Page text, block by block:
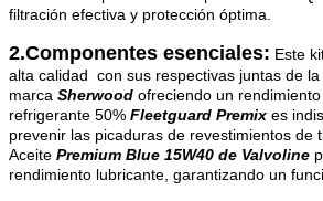
filtración efectiva y protección óptima.
2.Componentes esenciales: Este
alta calidad con sus respectivas juntas de la
marca Sherwood ofreciendo un
refrigerante 50% Fleetguard Premix es
prevenir las picaduras de revestimientos de
Aceite Premium Blue 15W40 de Valvoline
rendimiento lubricante, garantizando un